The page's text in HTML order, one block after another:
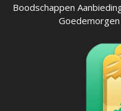
Boodschappen